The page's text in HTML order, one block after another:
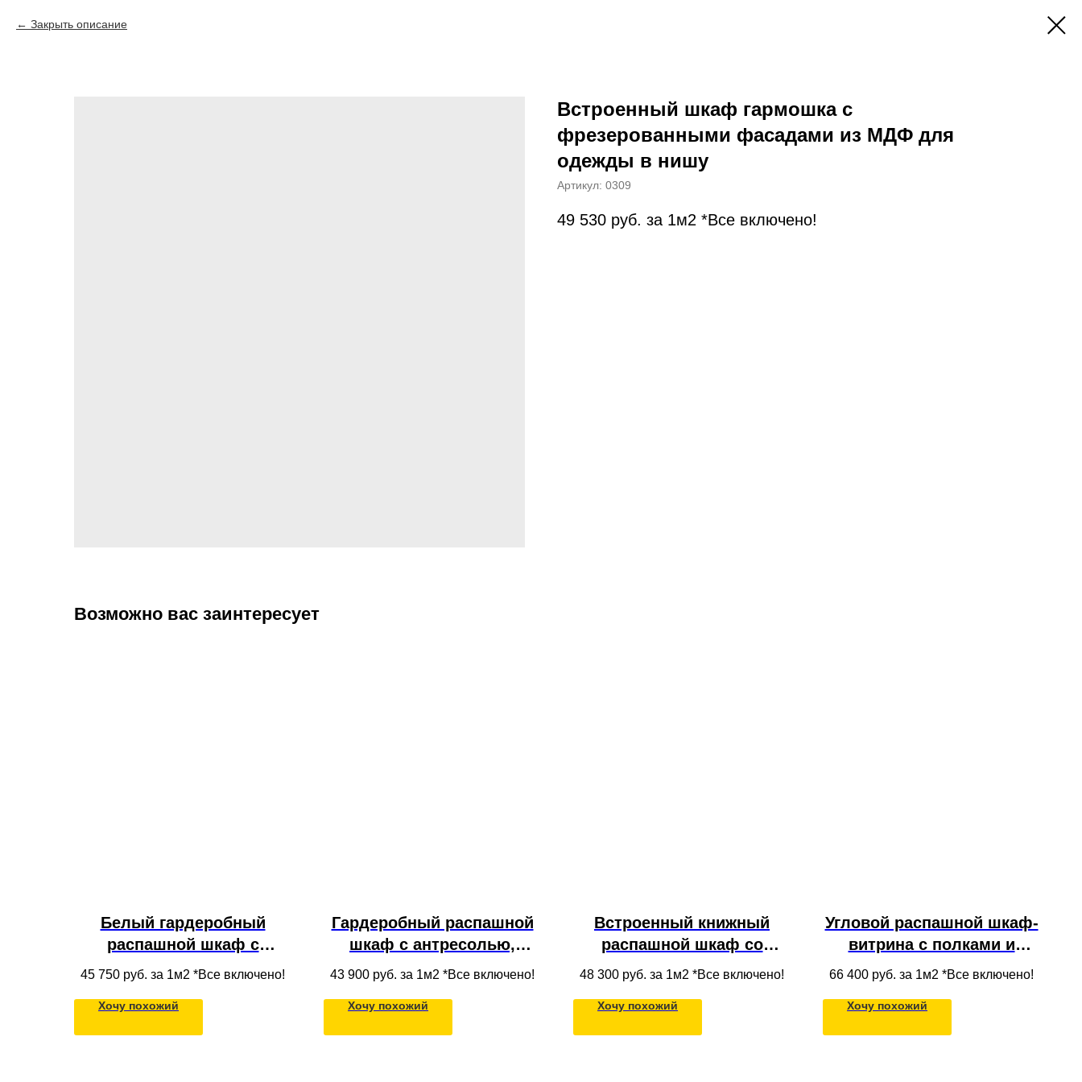
Закрыть описание
Встроенный шкаф гармошка с
фрезерованными фасадами из МДФ для
одежды в нишу
Артикул: 0309
49 530 руб. за 1м2 *Все включено!
Возможно вас заинтересует
Белый гардеробный
распашной шкаф с
антресолью из МДФ для
стену в современном
стиле для спальни
45 750 руб. за 1м2 *Все включено!
Хочу похожий
Гардеробный распашной
шкаф с антресолью,
полками и штангой из
одежды
43 900 руб. за 1м2 *Все включено!
Хочу похожий
Встроенный книжный
распашной шкаф со
стеклом с полками из
48 300 руб. за 1м2 *Все включено!
Хочу похожий
Угловой распашной шкаф-
витрина с полками и
стеклянными фасадами
продуманным
наполнением
66 400 руб. за 1м2 *Все включено!
Хочу похожий